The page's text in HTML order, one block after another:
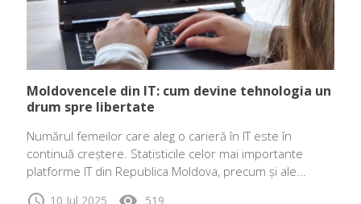
Moldovencele din IT: cum devine tehnologia un
drum spre libertate
Numărul femeilor care aleg o carieră în IT este în
continuă creștere. Statisticile celor mai importante
platforme IT din Republica Moldova, precum și ale...
10 Iul 2025 519